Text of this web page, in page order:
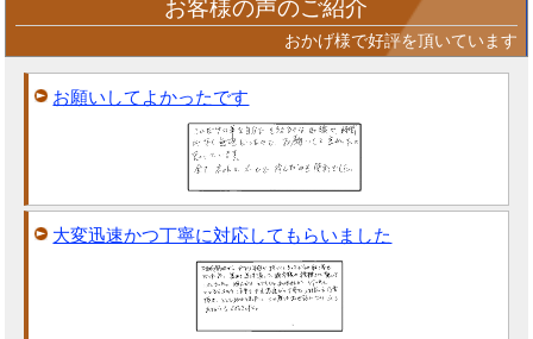
お客様の声のご紹介
おかげ様で好評を頂いています
お願いしてよかったです
大変迅速かつ丁寧に対応してもらいました